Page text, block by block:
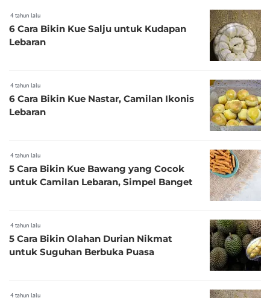
4 tahun lalu
6 Cara Bikin Kue Salju untuk Kudapan
Lebaran
4 tahun lalu
6 Cara Bikin Kue Nastar, Camilan Ikonis
Lebaran
4 tahun lalu
5 Cara Bikin Kue Bawang yang Cocok
untuk Camilan Lebaran, Simpel Banget
4 tahun lalu
5 Cara Bikin Olahan Durian Nikmat
untuk Suguhan Berbuka Puasa
4 tahun lalu